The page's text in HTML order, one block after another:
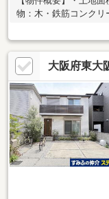
物：木・鉄筋コンクリ
道・間口：約５．３
駅 徒歩９分・おおさ
大阪府東大